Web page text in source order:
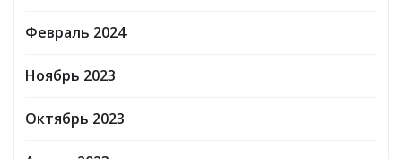
Февраль 2024
Ноябрь 2023
Октябрь 2023